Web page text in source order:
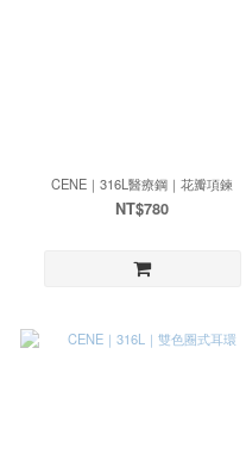
CENE｜316L醫療鋼｜花瓣項鍊
NT$780